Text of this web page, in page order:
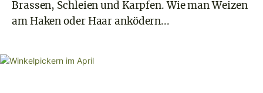
Brassen, Schleien und Karpfen. Wie man Weizen
am Haken oder Haar anködern...